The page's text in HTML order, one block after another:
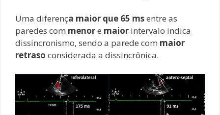
Uma diferença maior que 65 msentre as
paredes com menore maior intervalo indica
dissincronismo, sendo a parede com maior
retraso considerada a dissincrônica.